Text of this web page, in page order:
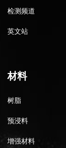
检测频道
英文站
材料
树脂
预浸料
增强材料